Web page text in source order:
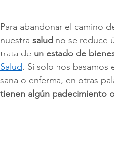
Para abandonar el camino
nuestra salud no se reduce
trata de un estado de
Salud. Si solo nos basamos
sana o enferma, en otras
tienen algún padecimiento